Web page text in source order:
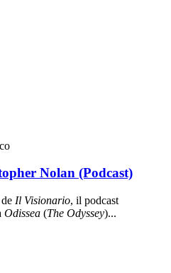
Nolan (Podcast)
Il Visionario, il podcast
Odissea (The Odyssey)...